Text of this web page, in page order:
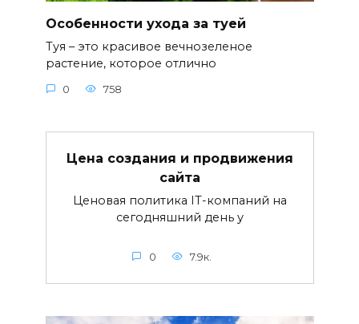
Особенности ухода за туей
Туя – это красивое вечнозеленое
растение, которое отлично
0 758
Цена создания и продвижения
сайта
Ценовая политика IT-компаний на
сегодняшний день у
0 7.9к.